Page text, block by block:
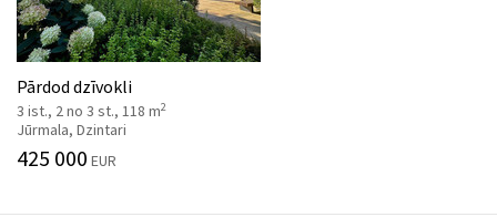
Pārdod dzīvokli
3 ist., 2 no 3 st., 118 m2
Jūrmala, Dzintari
425 000 EUR